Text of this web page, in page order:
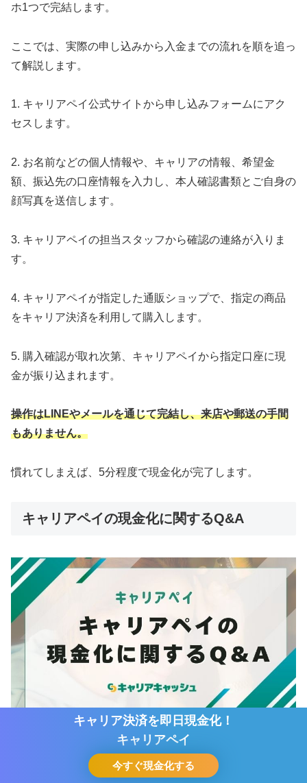
ホ1つで完結します。
ここでは、実際の申し込みから入金までの流れを順を追っ
て解説します。
1. キャリアペイ公式サイトから申し込みフォームにアク
セスします。
2. お名前などの個人情報や、キャリアの情報、希望金
額、振込先の口座情報を入力し、本人確認書類とご自身の
顔写真を送信します。
3. キャリアペイの担当スタッフから確認の連絡が入りま
す。
4. キャリアペイが指定した通販ショップで、指定の商品
をキャリア決済を利用して購入します。
5. 購入確認が取れ次第、キャリアペイから指定口座に現
金が振り込まれます。
操作はLINEやメールを通じて完結し、来店や郵送の手間
もありません。
慣れてしまえば、5分程度で現金化が完了します。
キャリアペイの現金化に関するQ&A
ここでは、キャリアペイの現金化に関するよくある質問を
キャリア決済を即日現金化！
キャリアペイ
今すぐ現金化する
シェア トップ